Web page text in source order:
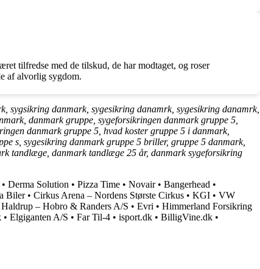
tilfredse med de tilskud, de har modtaget, og roser
af alvorlig sygdom.
sygsikring danmark, sygesikring danamrk, sygesikring danamrk,
danmark gruppe, sygeforsikringen danmark gruppe 5,
danmark gruppe 5, hvad koster gruppe 5 i danmark,
s, sygesikring danmark gruppe 5 briller, gruppe 5 danmark,
tandlæge, danmark tandlæge 25 år, danmark sygeforsikring
• Derma Solution • Pizza Time • Novair• Bangerhead •
Biler• Cirkus Arena – Nordens Største Cirkus • KGI • VW
– Hobro & Randers A/S • Evri • Himmerland Forsikring
• Elgiganten A/S • Far Til-4 • isport.dk • BilligVine.dk •